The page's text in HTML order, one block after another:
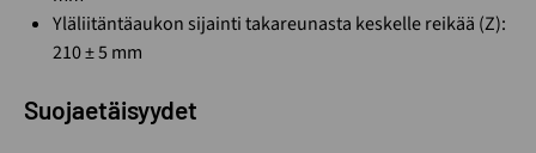
Yläliitäntäaukon sijainti takareunasta keskelle reikää (Z):
210 ± 5 mm
Suojaetäisyydet